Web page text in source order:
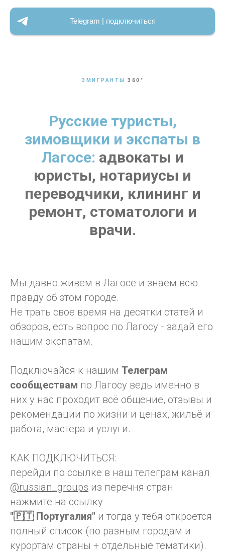
Telegram | подключиться
ЭМИГРАНТЫ 360 °
Русские туристы,
зимовщики и экспаты в
Лагосе: адвокаты и
юристы, нотариусы и
переводчики, клининг и
ремонт, стоматологи и
врачи.
Мы давно живём в Лагосе и знаем всю
правду об этом городе.
Не трать своё время на десятки статей и
обзоров, есть вопрос по Лагосу - задай его
нашим экспатам.
Подключайся к нашим Телеграм
сообществам по Лагосу ведь именно в
них у нас проходит всё общение, отзывы и
рекомендации по жизни и ценах, жильё и
работа, мастера и услуги.
КАК ПОДКЛЮЧИТЬСЯ:
перейди по ссылке в наш телеграм канал
@russian_groups из перечня стран
нажмите на ссылку
"🇵🇹 Португалия" и тогда у тебя откроется
полный список (по разным городам и
курортам страны + отдельные тематики).